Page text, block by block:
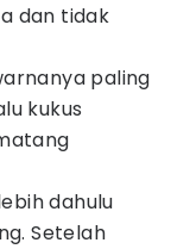
dan tidak
paling
kukus
dahulu
Setelah